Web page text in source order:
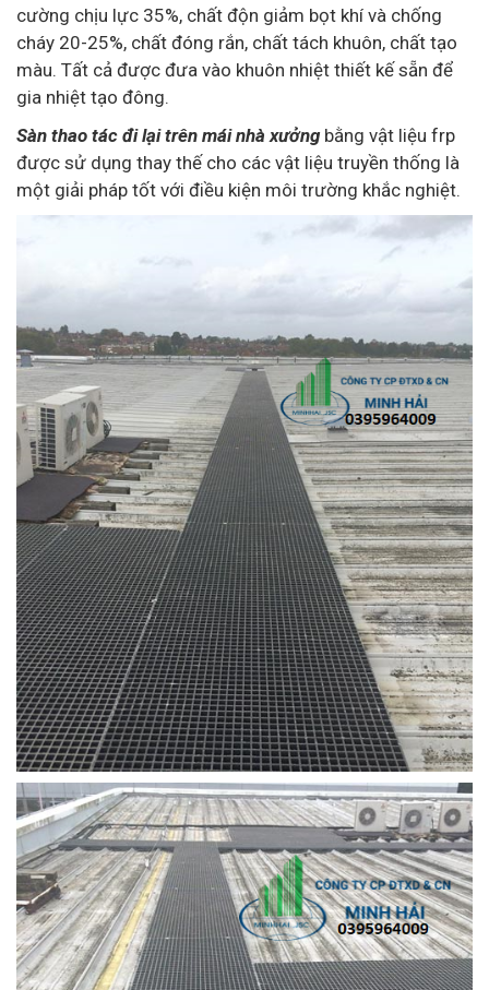
cường chịu lực 35%, chất độn giảm bọt khí và chống
cháy 20-25%, chất đóng rắn, chất tách khuôn, chất tạo
màu. Tất cả được đưa vào khuôn nhiệt thiết kế sẵn để
gia nhiệt tạo đông.
Sàn thao tác đi lại trên mái nhà xưởngbằng vật liệu frp
được sử dụng thay thế cho các vật liệu truyền thống là
một giải pháp tốt với điều kiện môi trường khắc nghiệt.